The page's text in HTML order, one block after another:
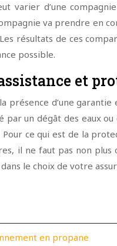
varier d’une
va prendre en
résultats de ces
possible.
et
d’une
par un dégât des
ce qui est de la
il ne faut pas non
le choix de votre
en propane